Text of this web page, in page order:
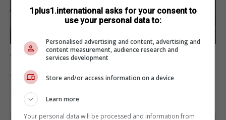
У Києві маленьких Кия, Щека, Хорива та
Либідь одягнули у новорічні вбрання
19.12.2019
1plus1.international asks for your consent to
use your personal data to:
Personalised advertising and content, advertising and
content measurement, audience research and
services development
Store and/or access information on a device
Learn more
Your personal data will be processed and information from